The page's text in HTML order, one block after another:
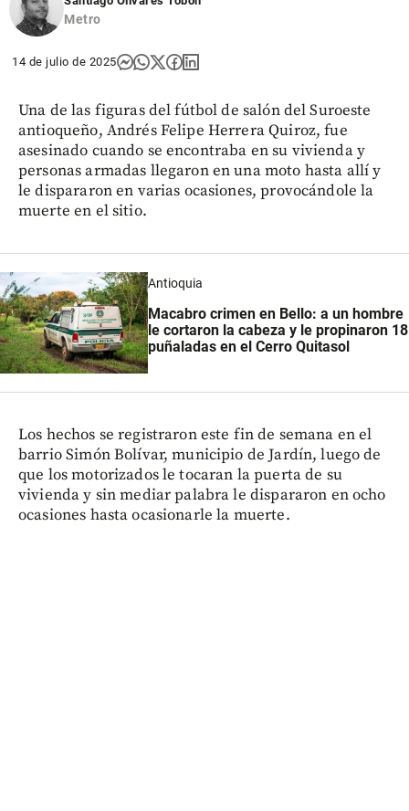
Metro
14 de julio de 2025
Una de las figuras del fútbol de salón del Suroeste
antioqueño, Andrés Felipe Herrera Quiroz, fue
asesinado cuando se encontraba en su vivienda y
personas armadas llegaron en una moto hasta allí y
le dispararon en varias ocasiones, provocándole la
muerte en el sitio.
Antioquia
Macabro crimen en Bello: a un hombre
le cortaron la cabeza y le propinaron 18
puñaladas en el Cerro Quitasol
Los hechos se registraron este fin de semana en el
barrio Simón Bolívar, municipio de Jardín, luego de
que los motorizados le tocaran la puerta de su
vivienda y sin mediar palabra le dispararon en ocho
ocasiones hasta ocasionarle la muerte.